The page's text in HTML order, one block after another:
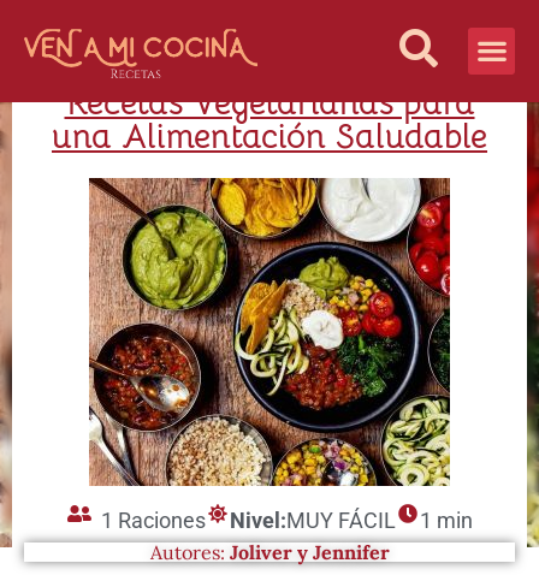
Recetas Vegetarianas para
una Alimentación Saludable
1 Raciones Nivel:MUY FÁCIL 1 min
Autores: Joliver y Jennifer